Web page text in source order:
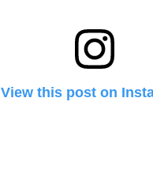
View this post on